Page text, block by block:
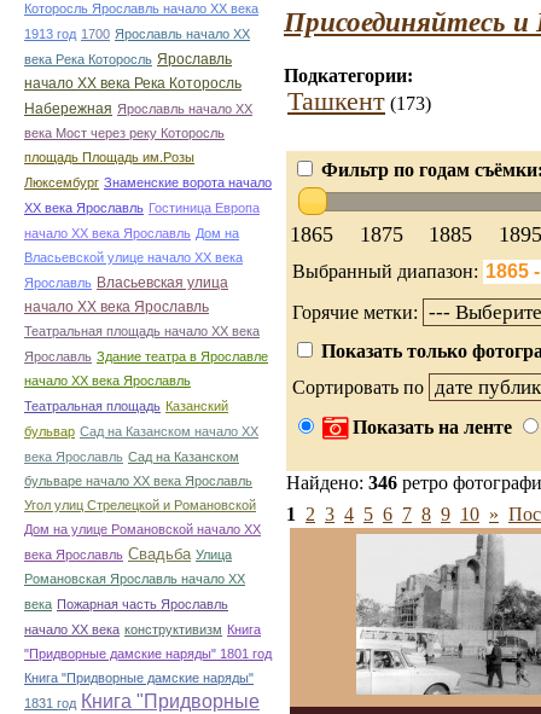
Которосль Ярославль начало ХХ века
1913 год 1700 Ярославль начало ХХ
века Река Которосль Ярославль
начало ХХ века Река Которосль
Набережная Ярославль начало ХХ
века Мост через реку Которосль
площадь Площадь им.Розы
Люксембург Знаменские ворота начало
ХХ века Ярославль Гостиница Европа
начало ХХ века Ярославль Дом на
Власьевской улице начало ХХ века
Ярославль Власьевская улица
начало ХХ века Ярославль
Театральная площадь начало ХХ века
Ярославль Здание театра в Ярославле
начало ХХ века Ярославль
Театральная площадь Казанский
бульвар Сад на Казанском начало ХХ
века Ярославль Сад на Казанском
бульваре начало ХХ века Ярославль
Угол улиц Стрелецкой и Романовской
Дом на улице Романовской начало ХХ
века Ярославль Свадьба Улица
Романовская Ярославль начало ХХ
века Пожарная часть Ярославль
начало ХХ века конструктивизм Книга
"Придворные дамские наряды" 1801 год
Книга "Придворные дамские наряды"
1831 год Книга "Придворные
Присоединяйтесь
Подкатегории:
Ташкент (173)
Фильтр по годам
1865 1875 1885
Выбранный диапазон:
Горячие метки:
Показать только
Сортировать по
Показать на ленте
Найдено: 346 ретро
1
2 3 4 5 6 7 8 9 10 »